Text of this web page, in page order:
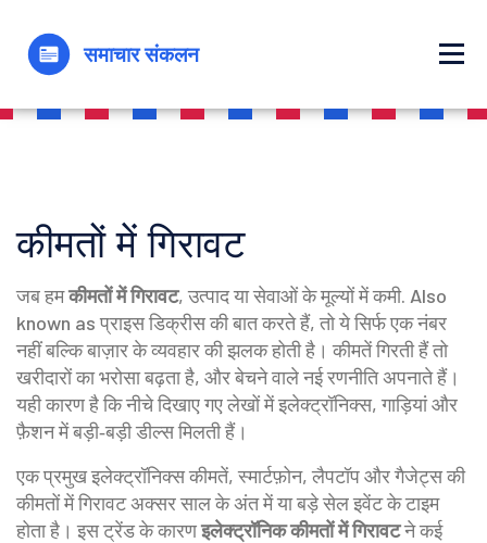
कीमतों में गिरावट
जब हमकीमतों में गिरावट,उत्पाद या सेवाओं के मूल्यों में कमी. Also
known asप्राइस डिक्रीसकी बात करते हैं, तो ये सिर्फ एक नंबर
नहीं बल्कि बाज़ार के व्यवहार की झलक होती है। कीमतें गिरती हैं तो
खरीदारों का भरोसा बढ़ता है, और बेचने वाले नई रणनीति अपनाते हैं।
यही कारण है कि नीचे दिखाए गए लेखों में इलेक्ट्रॉनिक्स, गाड़ियां और
फ़ैशन में बड़ी‑बड़ी डील्स मिलती हैं।
एक प्रमुखइलेक्ट्रॉनिक्स कीमतें,स्मार्टफ़ोन, लैपटॉप और गैजेट्स की
कीमतों में गिरावटअक्सर साल के अंत में या बड़े सेल इवेंट के टाइम
होता है। इस ट्रेंड के कारणइलेक्ट्रॉनिक कीमतों में गिरावटने कई